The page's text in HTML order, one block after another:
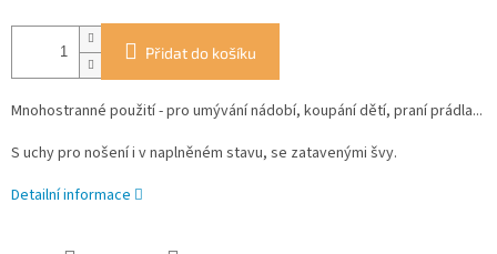
Přidat do košíku
Mnohostranné použití - pro umývání nádobí, koupání dětí, praní prádla...
S uchy pro nošení i v naplněném stavu, se zatavenými švy.
Detailní informace